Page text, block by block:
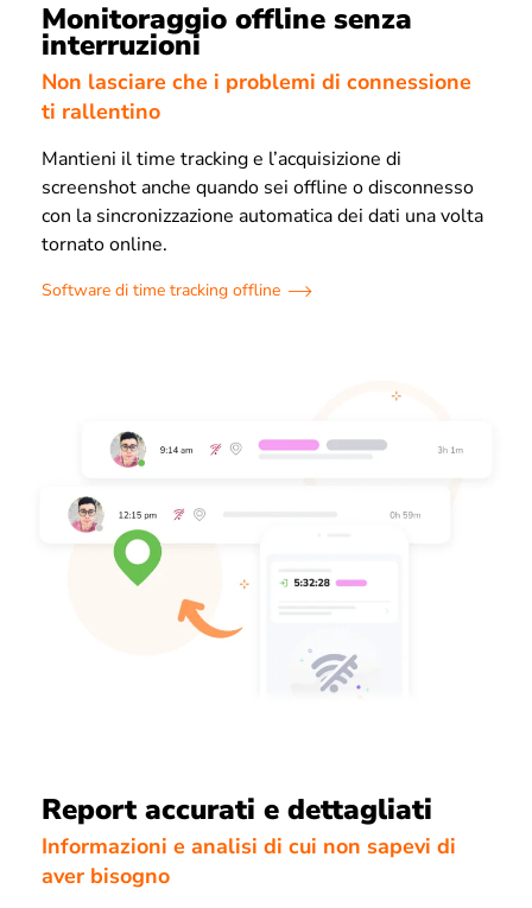
Monitoraggio offline senza
interruzioni
Non lasciare che i problemi di connessione
ti rallentino
Mantieni il time tracking e l’acquisizione di
screenshot anche quando sei offline o disconnesso
con la sincronizzazione automatica dei dati una volta
tornato online.
Software di time tracking offline
Report accurati e dettagliati
Informazioni e analisi di cui non sapevi di
aver bisogno